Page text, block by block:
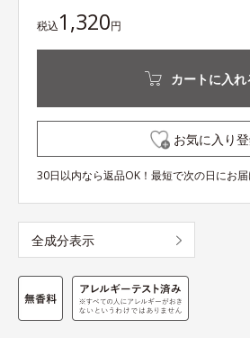
税込1,320円
カートに入れ
お気に入り
30日以内なら返品OK！最短で次の日にお届
全成分表示